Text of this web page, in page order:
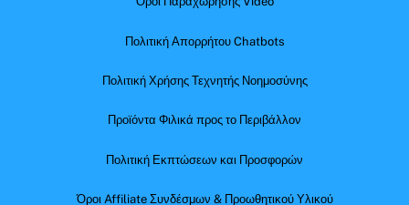
Πολιτική Απορρήτου Chatbots
Πολιτική Χρήσης Τεχνητής Νοημοσύνης
Προϊόντα Φιλικά προς το Περιβάλλον
Πολιτική Εκπτώσεων και Προσφορών
Όροι Affiliate Συνδέσμων & Προωθητικού Υλικού